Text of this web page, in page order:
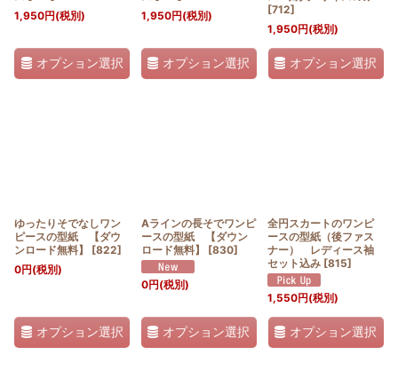
1,950円(税別)
オプション選択
1,950円(税別)
オプション選択
[712]
1,950円(税別)
オプション選択
ゆったりそでなしワン
ピースの型紙 【ダウ
ンロード無料】
[822]
0円(税別)
オプション選択
Aラインの長そでワンピ
ースの型紙 【ダウン
ロード無料】
[830]
0円(税別)
オプション選択
全円スカートのワンピ
ースの型紙（後ファス
ナー） レディース袖
セット込み [815]
1,550円(税別)
オプション選択